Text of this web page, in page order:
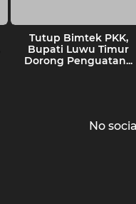
Tutup Bimtek PKK,
Bupati Luwu Timur
Dorong Penguatan...
No